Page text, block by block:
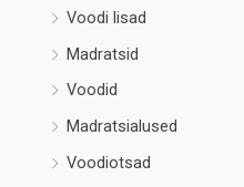
Voodi lisad
Madratsid
Voodid
Madratsialused
Voodiotsad